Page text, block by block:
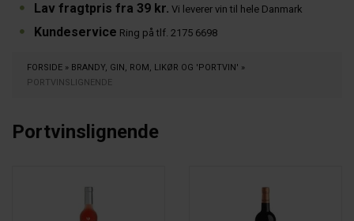
Lav fragtpris fra 39 kr. Vi leverer vin til hele Danmark
Kundeservice Ring på tlf. 2175 6698
FORSIDE » BRANDY, GIN, ROM, LIKØR OG 'PORTVIN' »
PORTVINSLIGNENDE
Portvinslignende